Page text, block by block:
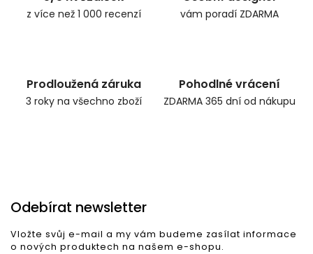
z více než 1 000 recenzí vám poradí ZDARMA
Prodloužená záruka
3 roky na všechno zboží
Pohodlné vrácení
ZDARMA 365 dní od nákupu
Odebírat newsletter
Vložte svůj e-mail a my vám budeme zasílat informace
o nových produktech na našem e-shopu.